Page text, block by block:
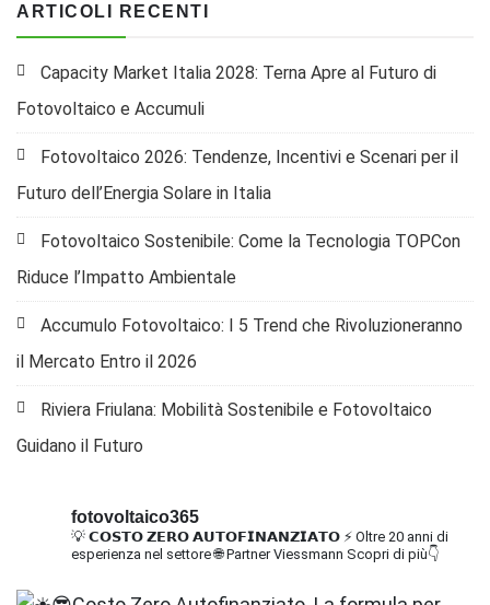
ARTICOLI RECENTI
Capacity Market Italia 2028: Terna Apre al Futuro di
Fotovoltaico e Accumuli
Fotovoltaico 2026: Tendenze, Incentivi e Scenari per il
Futuro dell’Energia Solare in Italia
Fotovoltaico Sostenibile: Come la Tecnologia TOPCon
Riduce l’Impatto Ambientale
Accumulo Fotovoltaico: I 5 Trend che Rivoluzioneranno
il Mercato Entro il 2026
Riviera Friulana: Mobilità Sostenibile e Fotovoltaico
Guidano il Futuro
fotovoltaico365
💡 𝗖𝗢𝗦𝗧𝗢 𝗭𝗘𝗥𝗢 𝗔𝗨𝗧𝗢𝗙𝗜𝗡𝗔𝗡𝗭𝗜𝗔𝗧𝗢 ⚡ Oltre 20 anni di
esperienza nel settore🌐 Partner Viessmann Scopri di più👇